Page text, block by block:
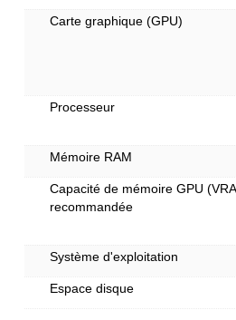
Carte graphique (GPU)
Processeur
Mémoire RAM
Capacité de mémoire GPU
recommandée
Système d'exploitation
Espace disque